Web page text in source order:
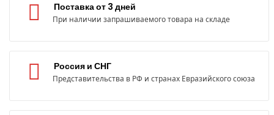
Поставка от 3 дней
При наличии запрашиваемого товара на складе
Россия и СНГ
Представительства в РФ и странах Евразийского союза